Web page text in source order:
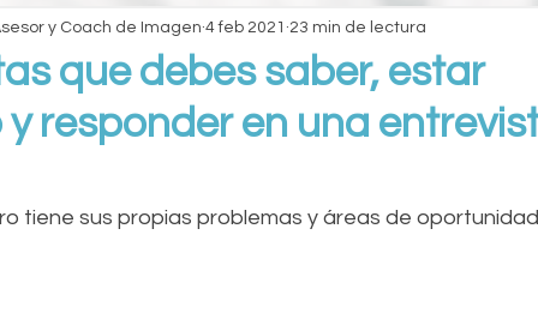
EGRESADO COVER LETTER HABILIDADES
EGRESADO Tu comunidad CAPACITACIÓN
que debes saber, estar
responder en una
y Coach de Imagen 4 feb 2021 23 min de lectura
tiene sus propias problemas y áreas de oportunidad